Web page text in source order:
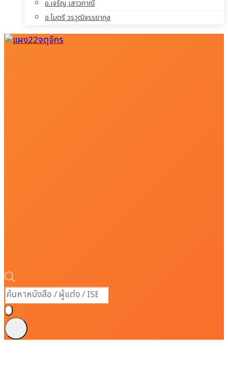
อ.เจริญ เสาวภาณี
อ.ไมตรี วรวุฒิจรรยากุล
Products
search